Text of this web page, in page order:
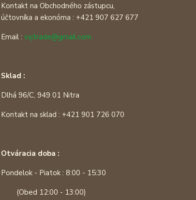
Kontakt na Obchodného zástupcu,
účtovníka a ekonóma : +421 907 627 677
Email :vsjtrade@gmail.com
Sklad :
Dlhá 96/C, 949 01 Nitra
Kontakt na sklad : +421 901 726 070
Otváracia doba :
Pondelok - Piatok : 8:00 - 15:30
(Obed 12:00 - 13:00)